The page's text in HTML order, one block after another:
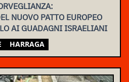
NUOVO PATTO EUROPEO
AI GUADAGNI ISRAELIANI
HARRAGA